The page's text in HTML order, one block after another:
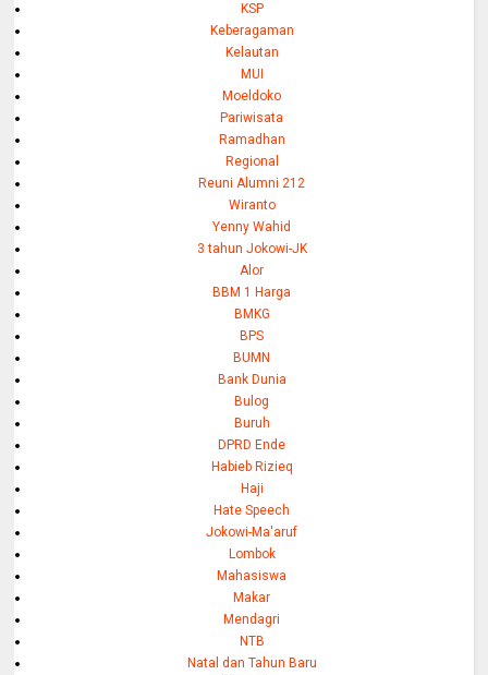
KSP
Keberagaman
Kelautan
MUI
Moeldoko
Pariwisata
Ramadhan
Regional
Reuni Alumni 212
Wiranto
Yenny Wahid
3 tahun Jokowi-JK
Alor
BBM 1 Harga
BMKG
BPS
BUMN
Bank Dunia
Bulog
Buruh
DPRD Ende
Habieb Rizieq
Haji
Hate Speech
Jokowi-Ma'aruf
Lombok
Mahasiswa
Makar
Mendagri
NTB
Natal dan Tahun Baru